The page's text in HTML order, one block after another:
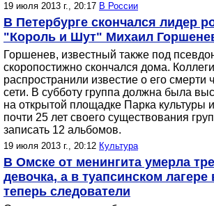
19 июля 2013 г., 20:17 В России
В Петербурге скончался лидер
"Король и Шут" Михаил
Горшенев, известный также под
скоропостижно скончался дома.
распространили известие о его смерти
сети. В субботу группа должна была
на открытой площадке Парка культуры
почти 25 лет своего существования
записать 12 альбомов.
19 июля 2013 г., 20:12 Культура
В Омске от менингита умерла
девочка, а в туапсинском лагере
теперь следователи